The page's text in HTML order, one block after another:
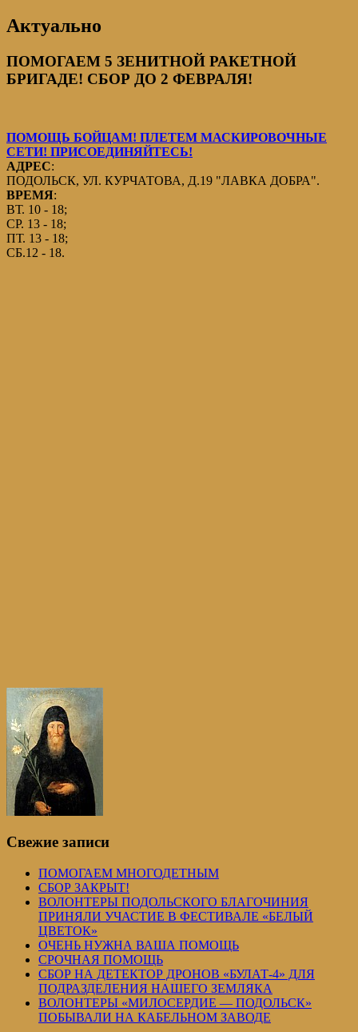
Актуально
ПОМОГАЕМ 5 ЗЕНИТНОЙ РАКЕТНОЙ
БРИГАДЕ! СБОР ДО 2 ФЕВРАЛЯ!
ПОМОЩЬ БОЙЦАМ! ПЛЕТЕМ МАСКИРОВОЧНЫЕ
СЕТИ! ПРИСОЕДИНЯЙТЕСЬ!
АДРЕС:
ПОДОЛЬСК, УЛ. КУРЧАТОВА, Д.19 "ЛАВКА ДОБРА".
ВРЕМЯ:
ВТ. 10 - 18;
СР. 13 - 18;
ПТ. 13 - 18;
СБ.12 - 18.
Свежие записи
ПОМОГАЕМ МНОГОДЕТНЫМ
СБОР ЗАКРЫТ!
ВОЛОНТЕРЫ ПОДОЛЬСКОГО БЛАГОЧИНИЯ
ПРИНЯЛИ УЧАСТИЕ В ФЕСТИВАЛЕ «БЕЛЫЙ
ЦВЕТОК»
ОЧЕНЬ НУЖНА ВАША ПОМОЩЬ
СРОЧНАЯ ПОМОЩЬ
СБОР НА ДЕТЕКТОР ДРОНОВ «БУЛАТ-4» ДЛЯ
ПОДРАЗДЕЛЕНИЯ НАШЕГО ЗЕМЛЯКА
ВОЛОНТЕРЫ «МИЛОСЕРДИЕ — ПОДОЛЬСК»
ПОБЫВАЛИ НА КАБЕЛЬНОМ ЗАВОДЕ